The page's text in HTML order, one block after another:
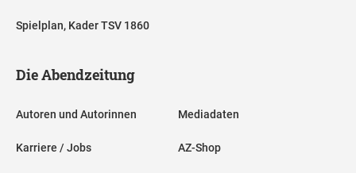
Spielplan, Kader TSV 1860
Die Abendzeitung
Autoren und Autorinnen
Karriere / Jobs
Mediadaten
AZ-Shop